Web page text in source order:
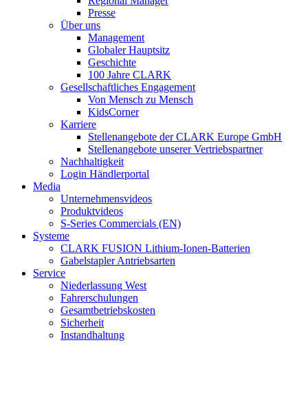
Presse
Über uns
Management
Globaler Hauptsitz
Geschichte
100 Jahre CLARK
Gesellschaftliches Engagement
Von Mensch zu Mensch
KidsCorner
Karriere
Stellenangebote der CLARK Europe GmbH
Stellenangebote unserer Vertriebspartner
Nachhaltigkeit
Login Händlerportal
Media
Unternehmensvideos
Produktvideos
S-Series Commercials (EN)
Systeme
CLARK FUSION Lithium-Ionen-Batterien
Gabelstapler Antriebsarten
Service
Niederlassung West
Fahrerschulungen
Gesamtbetriebskosten
Sicherheit
Instandhaltung